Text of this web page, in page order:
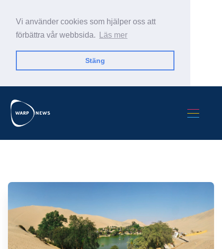
Vi använder cookies som hjälper oss att
förbättra vår webbsida.
Läs mer
Stäng